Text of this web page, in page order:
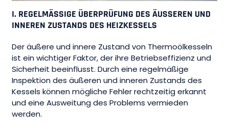
I. REGELMÄSSIGE ÜBERPRÜFUNG DES ÄUSSEREN UND IN
NEREN ZUSTANDS DES HEIZKESSELS
Der äußere und innere Zustand von Thermoölkesseln
ist ein wichtiger Faktor, der ihre Betriebseffizienz und
Sicherheit beeinflusst. Durch eine regelmäßige
Inspektion des äußeren und inneren Zustands des
Kessels können mögliche Fehler rechtzeitig erkannt
und eine Ausweitung des Problems vermieden
werden.